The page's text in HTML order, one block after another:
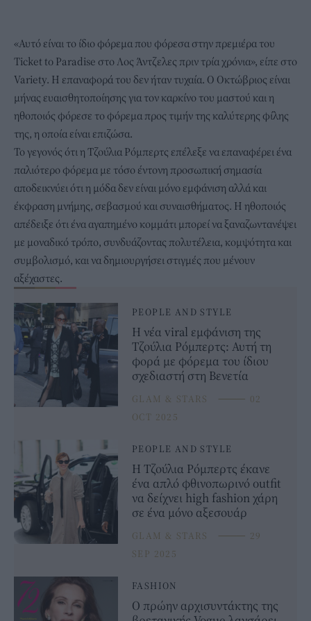
«Αυτό είναι το ίδιο φόρεμα που φόρεσα στην πρεμιέρα του
Ticket to Paradise στο Λος Άντζελες πριν τρία χρόνια», είπε στο
Variety. Η επαναφορά του δεν ήταν τυχαία. Ο Οκτώβριος είναι
μήνας ευαισθητοποίησης για τον καρκίνο του μαστού και η
ηθοποιός φόρεσε το φόρεμα προς τιμήν της καλύτερης φίλης
της, η οποία είναι επιζώσα.
Το γεγονός ότι η Τζούλια Ρόμπερτς επέλεξε να επαναφέρει ένα
παλιότερο φόρεμα με τόσο έντονη προσωπική σημασία
αποδεικνύει ότι η μόδα δεν είναι μόνο εμφάνιση αλλά και
έκφραση μνήμης, σεβασμού και συναισθήματος. Η ηθοποιός
απέδειξε ότι ένα αγαπημένο κομμάτι μπορεί να ξαναζωντανέψει
με μοναδικό τρόπο, συνδυάζοντας πολυτέλεια, κομψότητα και
συμβολισμό, και να δημιουργήσει στιγμές που μένουν
αξέχαστες.
PEOPLE AND STYLE
Η νέα viral εμφάνιση της
Τζούλια Ρόμπερτς: Αυτή τη
φορά με φόρεμα του ίδιου
σχεδιαστή στη Βενετία
GLAM & STARS ⸻ 02
OCT 2025
PEOPLE AND STYLE
Η Τζούλια Ρόμπερτς έκανε
ένα απλό φθινοπωρινό outfit
να δείχνει high fashion χάρη
σε ένα μόνο αξεσουάρ
GLAM & STARS ⸻ 29
SEP 2025
FASHION
Ο πρώην αρχισυντάκτης της